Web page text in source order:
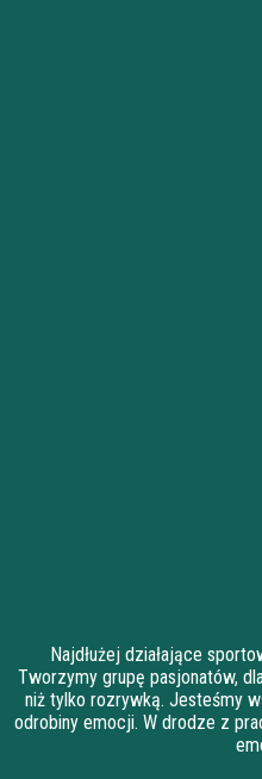
Najdłużej działające
Tworzymy grupę pasjonatów,
niż tylko rozrywką. Jesteśmy
odrobiny emocji. W drodze z